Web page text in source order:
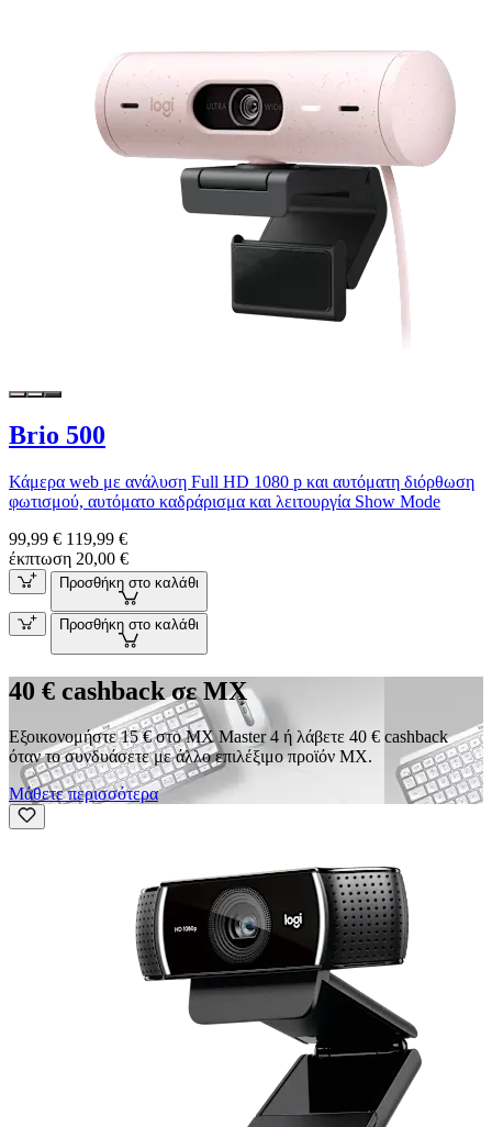
Brio 500
Κάμερα web με ανάλυση Full HD 1080 p και αυτόματη διόρθωση
φωτισμού, αυτόματο καδράρισμα και λειτουργία Show Mode
99,99 € 119,99 €
έκπτωση 20,00 €
Προσθήκη στο καλάθι
Προσθήκη στο καλάθι
40 € cashback σε MX
Εξοικονομήστε 15 € στο MX Master 4 ή λάβετε 40 € cashback
όταν το συνδυάσετε με άλλο επιλέξιμο προϊόν MX.
Μάθετε περισσότερα